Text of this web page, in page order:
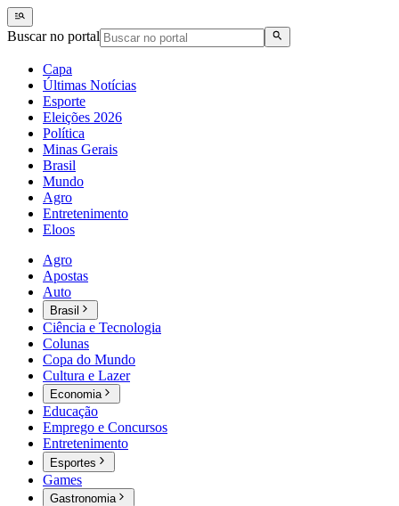
Buscar no portal
Capa
Últimas Notícias
Esporte
Eleições 2026
Política
Minas Gerais
Brasil
Mundo
Agro
Entretenimento
Eloos
Agro
Apostas
Auto
Brasil
Ciência e Tecnologia
Colunas
Copa do Mundo
Cultura e Lazer
Economia
Educação
Emprego e Concursos
Entretenimento
Esportes
Games
Gastronomia